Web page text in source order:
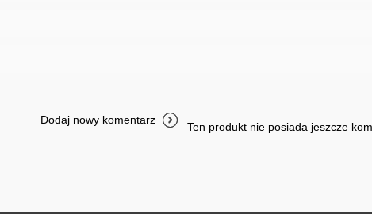
Ten produkt nie posiada jeszcze
Dodaj nowy komentarz